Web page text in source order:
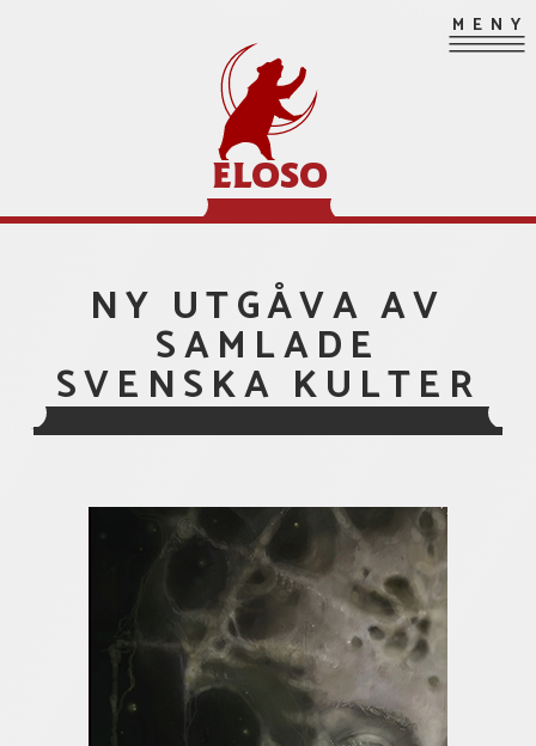
ELOSO
MENY
NY UTGÅVA AV
SAMLADE
SVENSKA KULTER